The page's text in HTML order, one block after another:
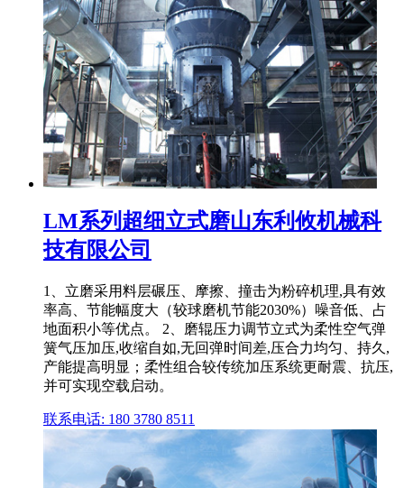
LM系列超细立式磨山东利攸机械科
技有限公司
1、立磨采用料层碾压、摩擦、撞击为粉碎机理,具有效
率高、节能幅度大（较球磨机节能2030%）噪音低、占
地面积小等优点。 2、磨辊压力调节立式为柔性空气弹
簧气压加压,收缩自如,无回弹时间差,压合力均匀、持久,
产能提高明显；柔性组合较传统加压系统更耐震、抗压,
并可实现空载启动。
联系电话: 180 3780 8511